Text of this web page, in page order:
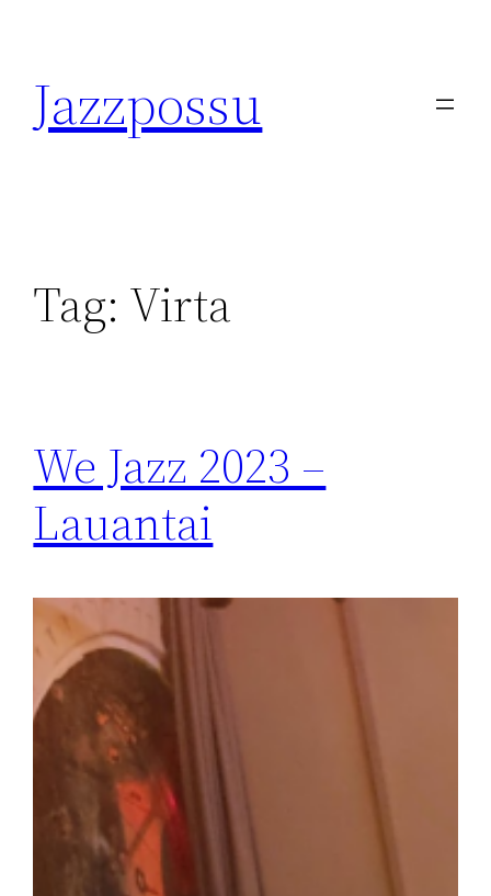
content
Jazzpossu
Tag: Virta
We Jazz 2023 –
Lauantai